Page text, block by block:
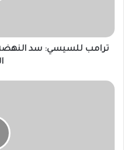
على
حلترامب للسيسي: سد
مقتل